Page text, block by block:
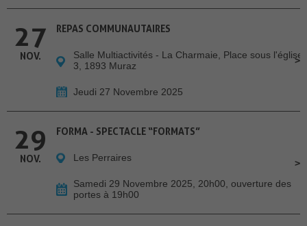
27
NOV.
REPAS COMMUNAUTAIRES
Salle Multiactivités - La Charmaie, Place sous l'église
3, 1893 Muraz
Jeudi 27 Novembre 2025
29
NOV.
FORMA - SPECTACLE “FORMATS”
Les Perraires
Samedi 29 Novembre 2025, 20h00, ouverture des
portes à 19h00